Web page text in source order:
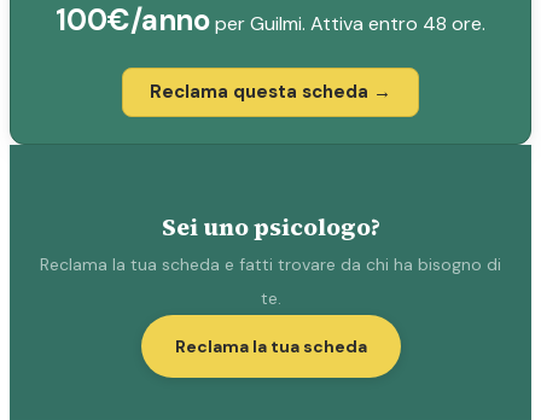
100€/annoper Guilmi. Attiva entro 48 ore.
Reclama questa scheda →
Sei uno psicologo?
Reclama la tua scheda e fatti trovare da chi ha bisogno di
te.
Reclama la tua scheda